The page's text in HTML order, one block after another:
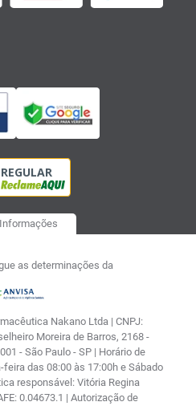
as determinações da
Nakano Ltda | CNPJ:
Moreira de Barros, 2168 -
- São Paulo - SP | Horário de
das 08:00 às 17:00h e Sábado
responsável: Vitória Regina
0.04673.1 | Autorização de